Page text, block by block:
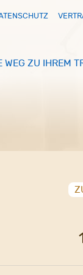
WEG ZU IHREM